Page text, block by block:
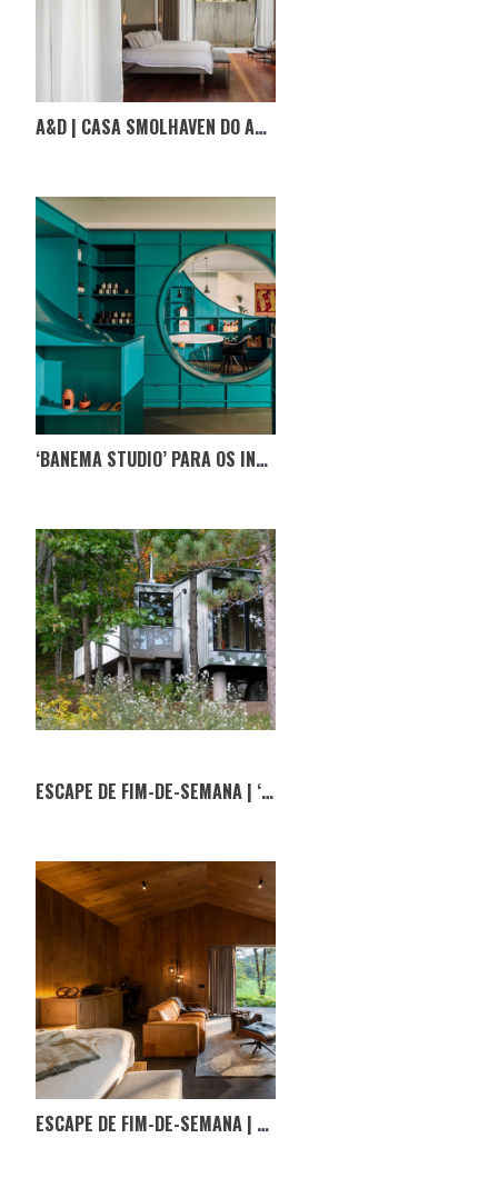
A&D | CASA SMOLHAVEN DO ARQUITETO CHOO GIM WAH
‘BANEMA STUDIO’ PARA OS INTERESSADOS EM ARQUITETURA E DESIGN
ESCAPE DE FIM-DE-SEMANA | ‘DON’T LET ME BE LONELY’
ESCAPE DE FIM-DE-SEMANA | CABANA VR